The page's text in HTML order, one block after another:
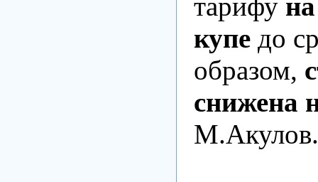
купе до
образом,
снижена
М.Акулов.